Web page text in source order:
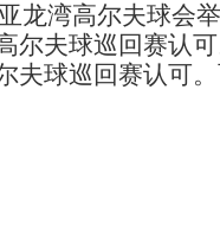
龙湾高尔夫球会
尔夫球巡回赛认
夫球巡回赛认可。